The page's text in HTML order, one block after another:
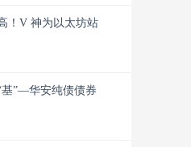
！V 神为以太坊站
基”—华安纯债债券